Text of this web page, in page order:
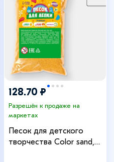
128.70 ₽
Разрешён к продаже на
маркетах
Песок для детского
творчества Color sand,